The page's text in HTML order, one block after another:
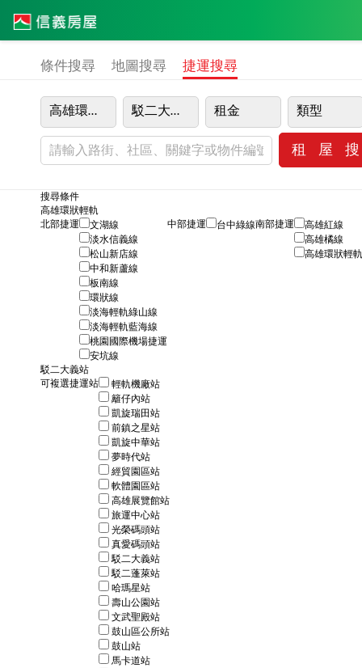
條件搜尋 地圖搜尋 捷運搜尋
高雄環狀輕軌 駁二大義站 租金 類型
搜尋條件
高雄環狀輕軌
北部捷運
文湖線
淡水信義線
松山新店線
中和新蘆線
板南線
環狀線
淡海輕軌綠山線
淡海輕軌藍海線
桃園國際機場捷運
安坑線
中部捷運 台中綠線南部捷運
高雄紅線
高雄橘線
高雄環狀輕軌
駁二大義站
可複選捷運站
輕軌機廠站
籬仔內站
凱旋瑞田站
前鎮之星站
凱旋中華站
夢時代站
經貿園區站
軟體園區站
高雄展覽館站
旅運中心站
光榮碼頭站
真愛碼頭站
駁二大義站
駁二蓬萊站
哈瑪星站
壽山公園站
文武聖殿站
鼓山區公所站
鼓山站
馬卡道站